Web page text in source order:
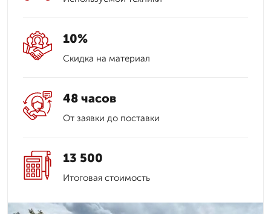
10%
Скидка на материал
48 часов
От заявки до поставки
13 500
Итоговая стоимость